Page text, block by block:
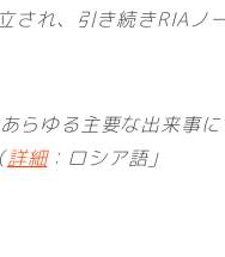
され、引き続きRIAノ
らゆる主要な出来事
詳細：ロシア語」